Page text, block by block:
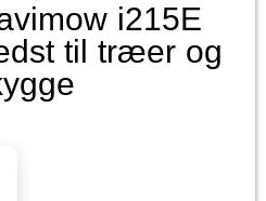
i215E
til træer og